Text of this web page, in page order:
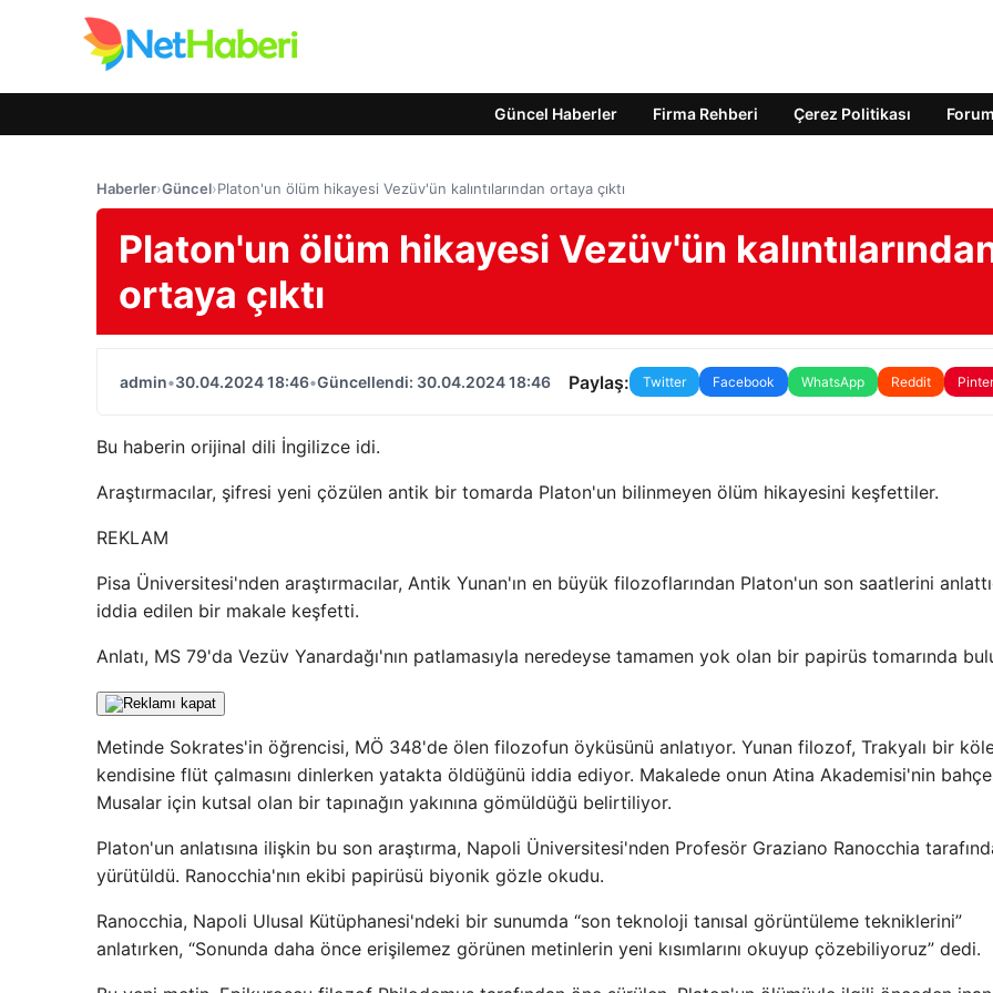
Güncel Haberler Firma Rehberi Çerez Politikası Forum
Haberler›Güncel›Platon'un ölüm hikayesi Vezüv'ün kalıntılarından ortaya çıktı
Platon'un ölüm hikayesi Vezüv'ün
ortaya çıktı
admin•30.04.2024 18:46•Güncellendi: 30.04.2024 18:46 Paylaş: Twitter Facebook WhatsApp Reddit
Bu haberin orijinal dili İngilizce idi.
Araştırmacılar, şifresi yeni çözülen antik bir tomarda Platon'un bilinmeyen ölüm hikayesini keşfettiler.
REKLAM
Pisa Üniversitesi'nden araştırmacılar, Antik Yunan'ın en büyük filozoflarından Platon'un son saatlerini
iddia edilen bir makale keşfetti.
Anlatı, MS 79'da Vezüv Yanardağı'nın patlamasıyla neredeyse tamamen yok olan bir papirüs tomarında
Metinde Sokrates'in öğrencisi, MÖ 348'de ölen filozofun öyküsünü anlatıyor. Yunan filozof, Trakyalı bir
kendisine flüt çalmasını dinlerken yatakta öldüğünü iddia ediyor. Makalede onun Atina Akademisi'nin
Musalar için kutsal olan bir tapınağın yakınına gömüldüğü belirtiliyor.
Platon'un anlatısına ilişkin bu son araştırma, Napoli Üniversitesi'nden Profesör Graziano Ranocchia
yürütüldü. Ranocchia'nın ekibi papirüsü biyonik gözle okudu.
Ranocchia, Napoli Ulusal Kütüphanesi'ndeki bir sunumda “son teknoloji tanısal görüntüleme tekniklerini”
anlatırken, “Sonunda daha önce erişilemez görünen metinlerin yeni kısımlarını okuyup çözebiliyoruz” dedi.